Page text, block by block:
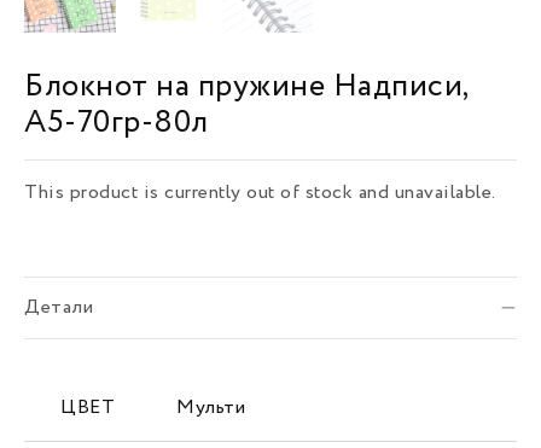
Блокнот на пружине Надписи,
А5-70гр-80л
This product is currently out of stock and unavailable.
Детали
ЦВЕТ Мульти